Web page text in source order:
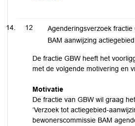
12
Agenderingsverzoek fractie
BAM aanwijzing actiegebied
De fractie GBW heeft het
met de volgende motivering en
Motivatie
De fractie van GBW wil graag
‘Verzoek tot actiegebied-
bewonerscommissie BAM